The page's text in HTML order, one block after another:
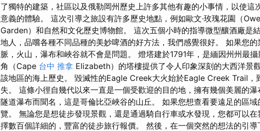
了獨特的建築，社區以及俄勒岡州歷史上許多其他有趣的小事情，以使這
意義的體驗。 這次引導之旅設有許多歷史地點，例如歐文·玫瑰花園（
Garden）和自然和文化歷史博物館。 這次五個小時的指導微型釀酒廠是
地人，品嚐各種不同品種的美妙啤酒的好方法，我們感覺很好。 如果您
脈，火山，瀑布和峽谷就不會是問題。 燈塔建於1791年，是緬因州州最攝
角（Cape 台中 推拿 Elizabeth）的塔樓提供了令人印象深刻的大西洋景
該地區的海上歷史。 毀滅性的Eagle Creek大火始於Eagle Creek Trail，
失。 這條小徑自幾代以來一直是一個受歡迎的目的地，擁有幾個美麗的
隧道瀑布而聞名，這是哥倫比亞峽谷的山丘。 如果您想查看要遠足的區
覽。 無論您是想徒步發現景觀，還是通過騎自行車或水發現，您都可以
擇數百個詳細的，豐富的徒步旅行報價。 然後，在一個突然的想法的引